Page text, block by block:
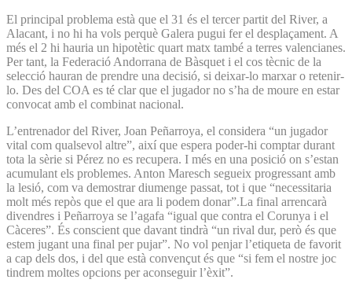
El principal problema està que el 31 és el tercer partit del River, a
Alacant, i no hi ha vols perquè Galera pugui fer el desplaçament. A
més el 2 hi hauria un hipotètic quart matx també a terres valencianes.
Per tant, la Federació Andorrana de Bàsquet i el cos tècnic de la
selecció hauran de prendre una decisió, si deixar-lo marxar o retenir-
lo. Des del COA es té clar que el jugador no s’ha de moure en estar
convocat amb el combinat nacional.
L’entrenador del River, Joan Peñarroya, el considera “un jugador
vital com qualsevol altre”, així que espera poder-hi comptar durant
tota la sèrie si Pérez no es recupera. I més en una posició on s’estan
acumulant els problemes. Anton Maresch segueix progressant amb
la lesió, com va demostrar diumenge passat, tot i que “necessitaria
molt més repòs que el que ara li podem donar”.La final arrencarà
divendres i Peñarroya se l’agafa “igual que contra el Corunya i el
Càceres”. És conscient que davant tindrà “un rival dur, però és que
estem jugant una final per pujar”. No vol penjar l’etiqueta de favorit
a cap dels dos, i del que està convençut és que “si fem el nostre joc
tindrem moltes opcions per aconseguir l’èxit”.